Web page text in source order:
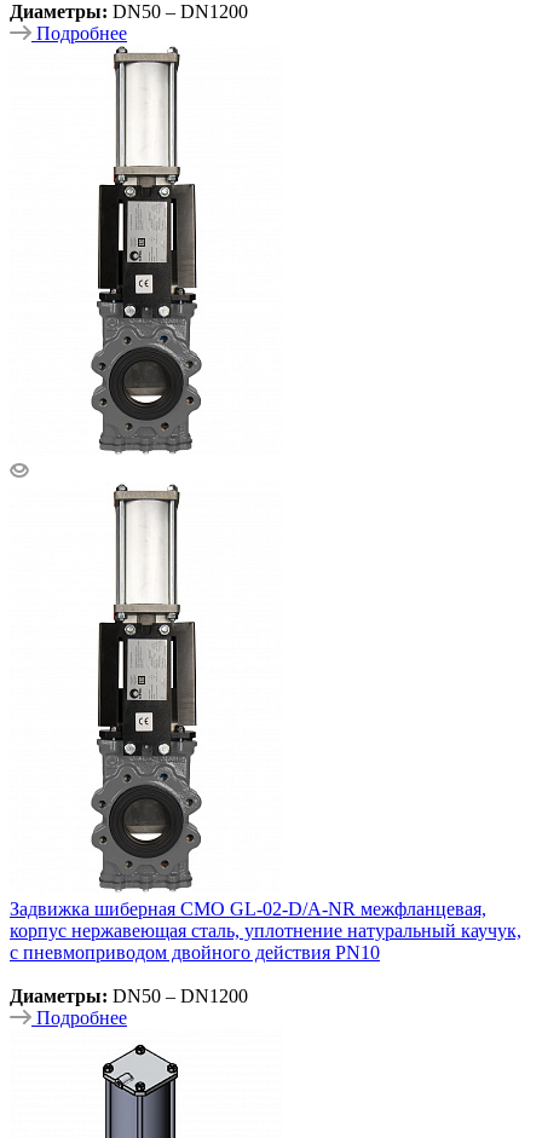
Диаметры: DN50 – DN1200
Подробнее
Задвижка шиберная СМО GL-02-D/A-NR межфланцевая,
корпус нержавеющая сталь, уплотнение натуральный каучук,
с пневмоприводом двойного действия PN10
Диаметры: DN50 – DN1200
Подробнее